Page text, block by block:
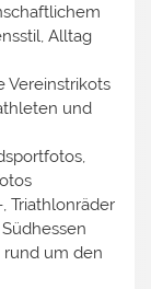
Alltag
Vereinstrikots
und
Triathlonräder
um den